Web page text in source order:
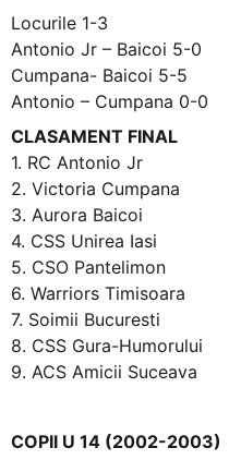
Locurile 1-3
Antonio Jr – Baicoi 5-0
Cumpana- Baicoi 5-5
Antonio – Cumpana 0-0
CLASAMENT FINAL
1. RC Antonio Jr
2. Victoria Cumpana
3. Aurora Baicoi
4. CSS Unirea Iasi
5. CSO Pantelimon
6. Warriors Timisoara
7. Soimii Bucuresti
8. CSS Gura-Humorului
9. ACS Amicii Suceava
COPII U 14 (2002-2003)